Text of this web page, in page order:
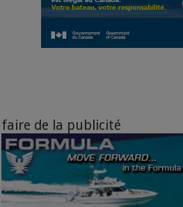
faire de la publicité